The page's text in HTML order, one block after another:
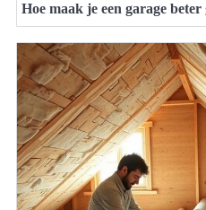
Hoe maak je een garage beter